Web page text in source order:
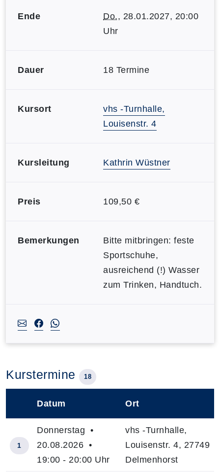
Ende Do., 28.01.2027, 20:00
Uhr
Dauer 18 Termine
Kursort
vhs -Turnhalle,
Louisenstr. 4
Kursleitung Kathrin Wüstner
Preis 109,50 €
Bemerkungen
Bitte mitbringen: feste
Sportschuhe,
ausreichend (!) Wasser
zum Trinken, Handtuch.
Kurstermine 18
Datum Ort
1
Donnerstag •
20.08.2026 •
19:00 - 20:00 Uhr
vhs -Turnhalle,
Louisenstr. 4, 27749
Delmenhorst